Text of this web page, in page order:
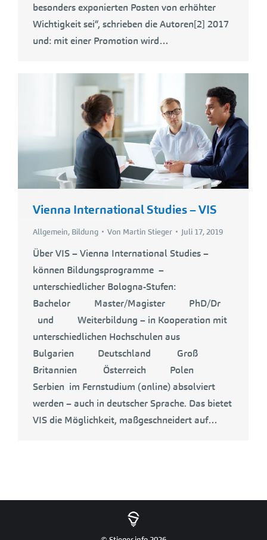
besonders exponierten Posten von erhöhter
Wichtigkeit sei“, schrieben die Autoren[2] 2017
und: mit einer Promotion wird…
Vienna International Studies – VIS
Allgemein, Bildung Von Martin Stieger Juli 17, 2019
Über VIS – Vienna International Studies –
können Bildungsprogramme –
unterschiedlicher Bologna-Stufen:
Bachelor Master/Magister PhD/Dr
und Weiterbildung – in Kooperation mit
unterschiedlichen Hochschulen aus
Bulgarien Deutschland Groß
Britannien Österreich Polen
Serbien im Fernstudium (online) absolviert
werden – auch in deutscher Sprache. Das bietet
VIS die Möglichkeit, maßgeschneidert auf…